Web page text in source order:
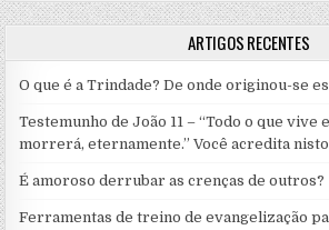
ARTIGOS RECENTES
O que é a Trindade? De onde originou-se
Testemunho de João 11 – “Todo o que vive
morrerá, eternamente.” Você acredita
É amoroso derrubar as crenças de outros?
Ferramentas de treino de evangelização